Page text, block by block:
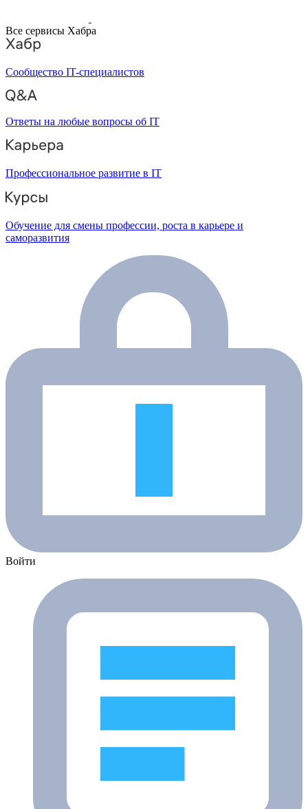
Все сервисы Хабра
Сообщество IT-специалистов
Ответы на любые вопросы об IT
Профессиональное развитие в IT
Обучение для смены профессии, роста в карьере и
саморазвития
Войти